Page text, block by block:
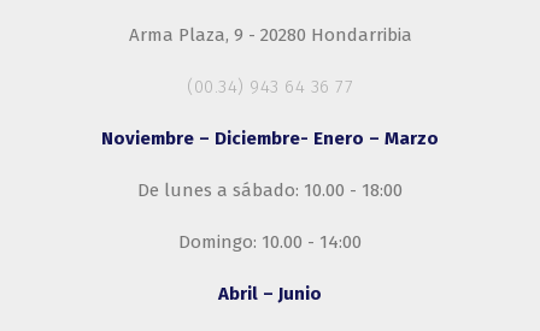
Arma Plaza, 9 - 20280 Hondarribia
(00.34) 943 64 36 77
Noviembre – Diciembre- Enero – Marzo
De lunes a sábado: 10.00 - 18:00
Domingo: 10.00 - 14:00
Abril – Junio